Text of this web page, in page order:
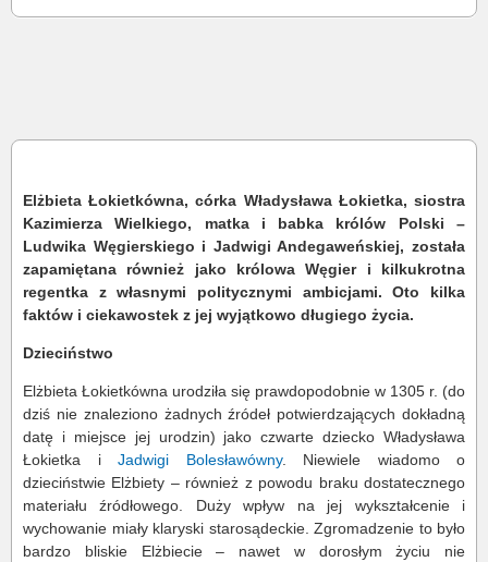
Elżbieta Łokietkówna, córka Władysława Łokietka, siostra
Kazimierza Wielkiego, matka i babka królów Polski –
Ludwika Węgierskiego i Jadwigi Andegaweńskiej, została
zapamiętana również jako królowa Węgier i kilkukrotna
regentka z własnymi politycznymi ambicjami. Oto kilka
faktów i ciekawostek z jej wyjątkowo długiego życia.
Dzieciństwo
Elżbieta Łokietkówna urodziła się prawdopodobnie w 1305 r. (do
dziś nie znaleziono żadnych źródeł potwierdzających dokładną
datę i miejsce jej urodzin) jako czwarte dziecko Władysława
Łokietka i Jadwigi Bolesławówny. Niewiele wiadomo o
dzieciństwie Elżbiety – również z powodu braku dostatecznego
materiału źródłowego. Duży wpływ na jej wykształcenie i
wychowanie miały klaryski starosądeckie. Zgromadzenie to było
bardzo bliskie Elżbiecie – nawet w dorosłym życiu nie